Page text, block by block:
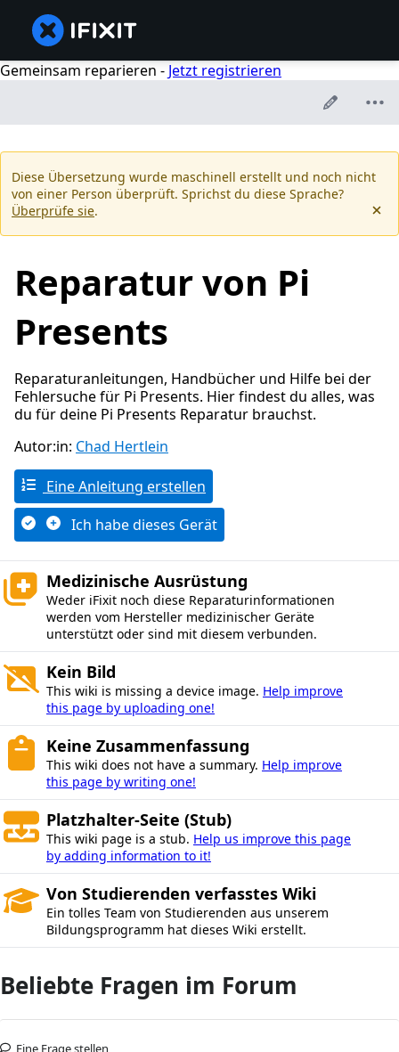
Gemeinsam reparieren - Jetzt registrieren
Diese Übersetzung wurde maschinell erstellt und noch nicht
von einer Person überprüft. Sprichst du diese Sprache?
Überprüfe sie.
Reparatur von Pi
Presents
Reparaturanleitungen, Handbücher und Hilfe bei der
Fehlersuche für Pi Presents. Hier findest du alles, was
du für deine Pi Presents Reparatur brauchst.
Autor:in: Chad Hertlein
Eine Anleitung erstellen
Ich habe dieses Gerät
Medizinische Ausrüstung
Weder iFixit noch diese Reparaturinformationen
werden vom Hersteller medizinischer Geräte
unterstützt oder sind mit diesem verbunden.
Kein Bild
This wiki is missing a device image. Help improve
this page by uploading one!
Keine Zusammenfassung
This wiki does not have a summary. Help improve
this page by writing one!
Platzhalter-Seite (Stub)
This wiki page is a stub. Help us improve this page
by adding information to it!
Von Studierenden verfasstes Wiki
Ein tolles Team von Studierenden aus unserem
Bildungsprogramm hat dieses Wiki erstellt.
Beliebte Fragen im Forum
Eine Frage stellen